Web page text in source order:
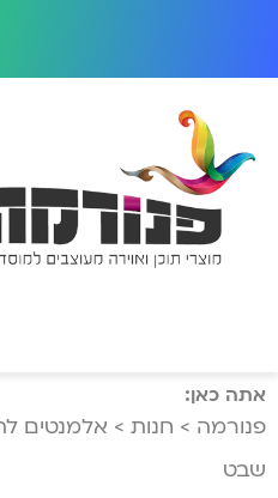
אתה כאן:
פנורמה > חנות > אלמנטים
שבט